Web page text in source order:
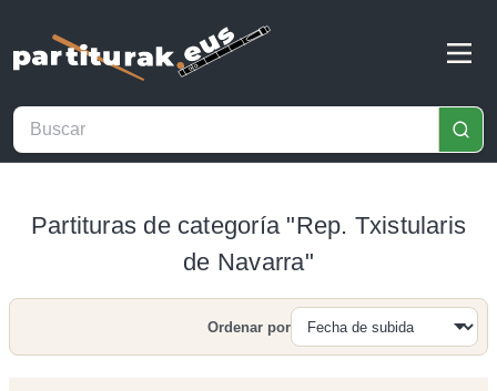
Partituras de categoría "Rep. Txistularis
de Navarra"
Buscar
Ordenar por